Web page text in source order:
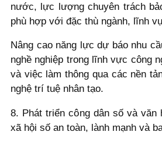
nước, lực lượng chuyên trách
phù hợp với đặc thù ngành, lĩnh
Nâng cao năng lực dự báo nhu
nghề nghiệp trong lĩnh vực công
và việc làm thông qua các nền
nghệ trí tuệ nhân tạo.
8. Phát triển công dân số và văn
xã hội số an toàn, lành mạnh và